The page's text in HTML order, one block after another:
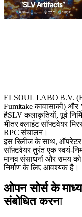
ELSOUL LABO B.V.
Fumitake कावासाकी) और
हैSLV कलाकृतियों, पूर्व
भीतर क्लाइंट सॉफ्टवेयर
RPC संचालन।
इस रिलीज के साथ,
सॉफ़्टवेयर तुरंत एक स्वयं-
मानव संसाधनों और समय
निर्माण के लिए आवश्यक है।
ओपन सोर्स के
संबोधित करना